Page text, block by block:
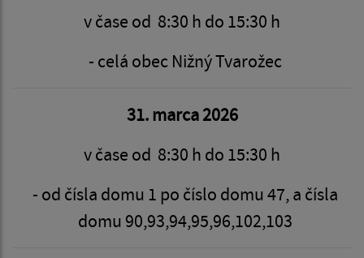
v čase od 8:30 h do 15:30 h
- celá obec Nižný Tvarožec
31. marca 2026
v čase od 8:30 h do 15:30 h
- od čísla domu 1 po číslo domu 47, a čísla
domu 90,93,94,95,96,102,103